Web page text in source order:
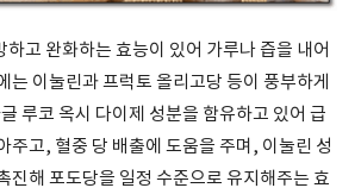
하고 완화하는 효능이 있어 가루나 즙을 내어
는 이눌린과 프럭토 올리고당 등이 풍부하게
루코 옥시 다이제 성분을 함유하고 있어 급
주고, 혈중 당 배출에 도움을 주며, 이눌린 성
진해 포도당을 일정 수준으로 유지해주는 효